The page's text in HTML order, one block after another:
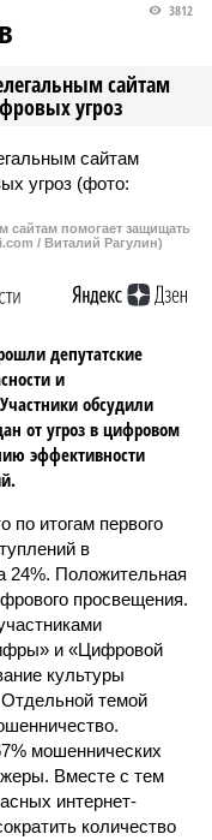
сайтам
угроз
3812
сайтам помогает защищать
/ Виталий Рагулин)
депутатские
и
обсудили
от угроз в цифровом
эффективности
по итогам первого
в
24%. Положительная
просвещения.
и «Цифровой
культуры
Отдельной темой
мошеннических
Вместе с тем
интернет-
количество